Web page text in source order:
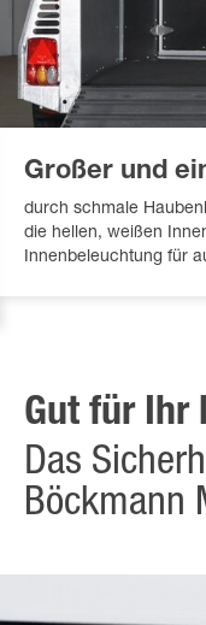
Großer und
durch schmale
die hellen, weißen
Innenbeleuchtung für
Gut für Ihr
Das
Böckmann